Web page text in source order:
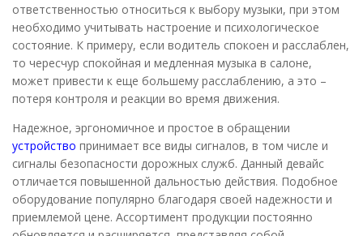
ответственностью относиться к выбору музыки, при этом
необходимо учитывать настроение и психологическое
состояние. К примеру, если водитель спокоен и расслаблен,
то чересчур спокойная и медленная музыка в салоне,
может привести к еще большему расслаблению, а это –
потеря контроля и реакции во время движения.
Надежное, эргономичное и простое в обращении
устройство принимает все виды сигналов, в том числе и
сигналы безопасности дорожных служб. Данный девайс
отличается повышенной дальностью действия. Подобное
оборудование популярно благодаря своей надежности и
приемлемой цене. Ассортимент продукции постоянно